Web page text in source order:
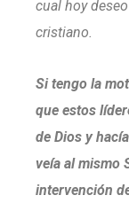
cual hoy
cristiano.
Si tengo la
que estos
de Dios y
veía al mismo
intervención